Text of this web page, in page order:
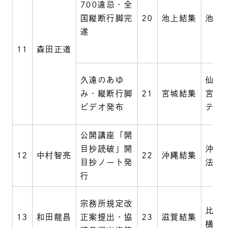
11 森田正道
700遠忌・全
国縦断行脚完
遂
20 池上結集 池上
久遠のあゆ
み・縦断行脚
ビデオ発布
21 宮城結集
仙台
宮城
テル
12 中村智亮
公開講座「開
目抄読破」開
目抄ノート発
行
22 沖縄結集
沖縄
法華
13 和田龍昌
宗務所規定改
正案提出・協
23 滋賀結集
比叡
横川